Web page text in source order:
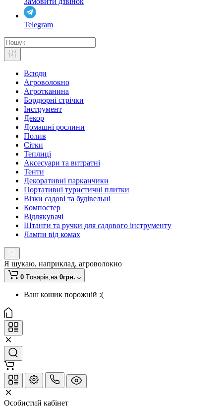
Telegram
Всюди
Агроволокно
Агротканина
Бордюрні стрічки
Інструмент
Декор
Домашні рослини
Полив
Сітки
Теплиці
Аксесуари та витратні
Тенти
Декоративні парканчики
Портативні туристичні плитки
Візки садові та будівельні
Компостер
Відлякувачі
Штанги та ручки для садового інструменту
Лампи від комах
Я шукаю, наприклад, агроволокно
0 Tоварів,на 0грн.
Ваш кошик порожній :(
Особистий кабінет